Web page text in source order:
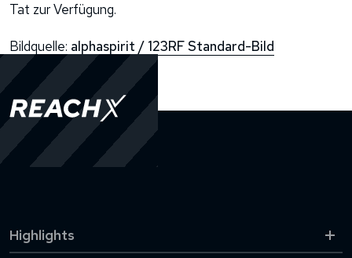
Tat zur Verfügung.
Bildquelle: alphaspirit / 123RF Standard-Bild
Highlights